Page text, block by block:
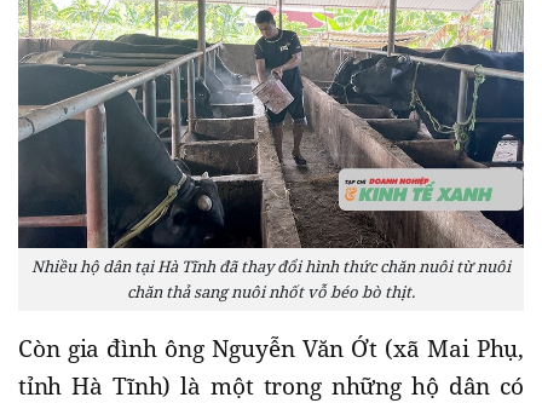
Nhiều hộ dân tại Hà Tĩnh đã thay đổi hình thức chăn nuôi từ nuôi
chăn thả sang nuôi nhốt vỗ béo bò thịt.
Còn gia đình ông Nguyễn Văn Ớt (xã Mai Phụ,
tỉnh Hà Tĩnh) là một trong những hộ dân có